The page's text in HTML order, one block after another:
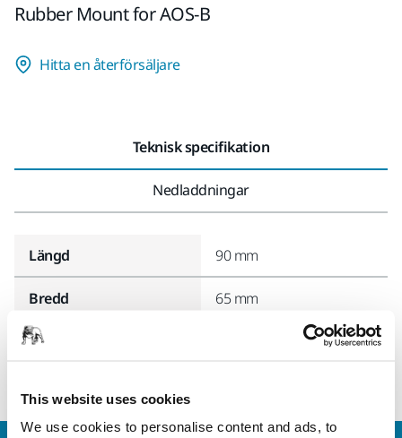
This website uses cookies
We use cookies to personalise content and ads, to
Rubber Mount for AOS-B
Hitta en återförsäljare
Teknisk specifikation
Nedladdningar
Längd 90 mm
Bredd 65 mm